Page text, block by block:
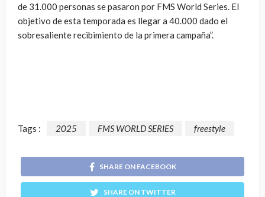
de 31.000 personas se pasaron por FMS World Series. El
objetivo de esta temporada es llegar a 40.000 dado el
sobresaliente recibimiento de la primera campaña”.
Tags : 2025 FMS WORLD SERIES freestyle
SHARE ON FACEBOOK
SHARE ON TWITTER